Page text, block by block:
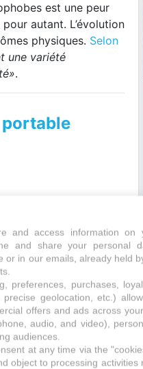
est une peur
autant. L’évolution
physiques. Selon
une variété
.
portable
and access information on
and share your personal
or in our emails, already held
preferences, purchases,
geolocation, etc.)
offers and ads across
audio, and video),
audiences.
at any time via the
object to processing activities